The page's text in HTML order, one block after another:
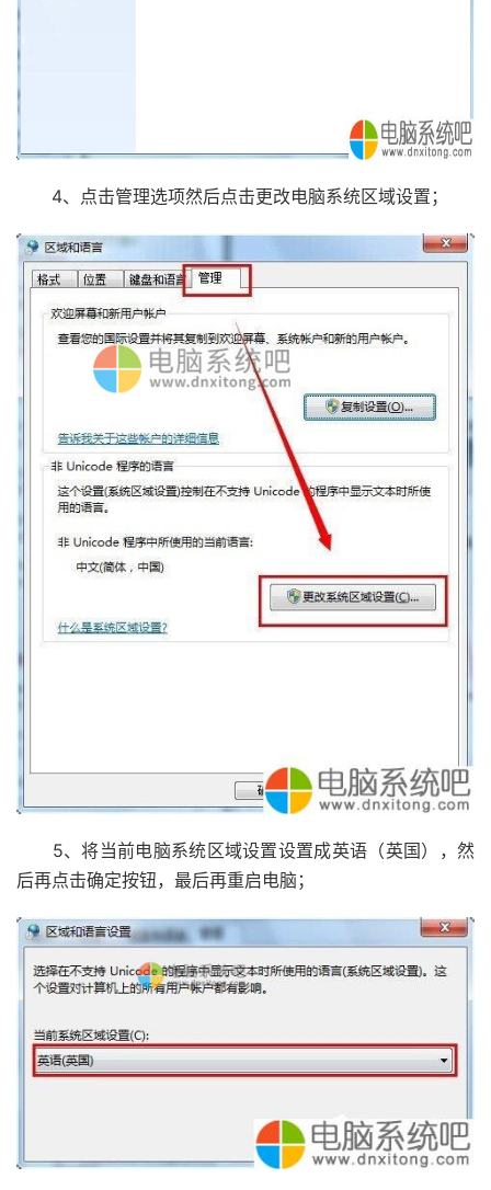
4、点击管理选项然后点击更改电脑系统区域设置；
5、将当前电脑系统区域设置设置成英语（英国），然
后再点击确定按钮，最后再重启电脑；